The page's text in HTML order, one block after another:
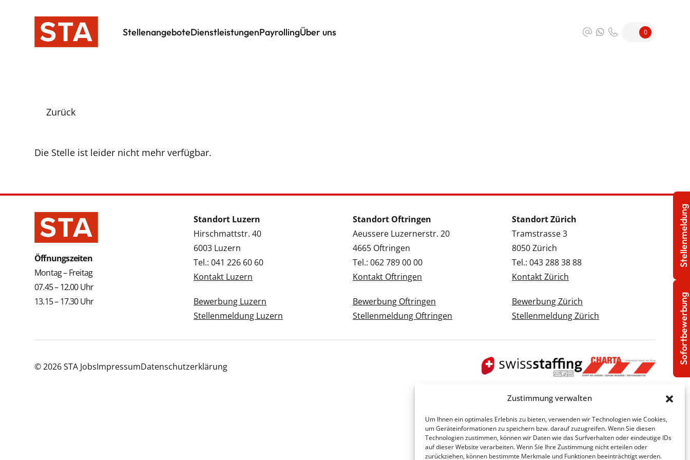
Zustimmung verwalten
Um Ihnen ein optimales Erlebnis zu bieten, verwenden wir Technologien wie Cookies,
um Geräteinformationen zu speichern bzw. darauf zuzugreifen. Wenn Sie diesen
Technologien zustimmen, können wir Daten wie das Surfverhalten oder eindeutige IDs
auf dieser Website verarbeiten. Wenn Sie Ihre Zustimmung nicht erteilen oder
zurückziehen, können bestimmte Merkmale und Funktionen beeinträchtigt werden.
StellenangeboteDienstleistungenPayrollingÜber uns 0
Zurück
Die Stelle ist leider nicht mehr verfügbar.
Öffnungszeiten
Montag – Freitag
07.45 – 12.00 Uhr
13.15 – 17.30 Uhr
Standort Luzern
Hirschmattstr. 40
6003 Luzern
Tel.: 041 226 60 60
Kontakt Luzern
Bewerbung Luzern
Stellenmeldung Luzern
Standort Oftringen
Aeussere Luzernerstr. 20
4665 Oftringen
Tel.: 062 789 00 00
Kontakt Oftringen
Bewerbung Oftringen
Stellenmeldung Oftringen
Standort Zürich
Tramstrasse 3
8050 Zürich
Tel.: 043 288 38 88
Kontakt Zürich
Bewerbung Zürich
Stellenmeldung Zürich
© 2026 STA JobsImpressumDatenschutzerklärung
Sofortbewerbung
Stellenmeldung